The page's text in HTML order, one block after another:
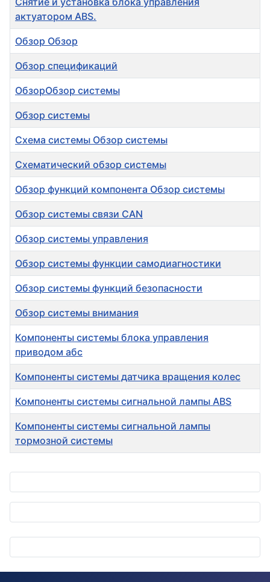
актуатором ABS.
Обзор Обзор
Обзор спецификаций
ОбзорОбзор системы
Обзор системы
Схема системы Обзор системы
Схематический обзор системы
Обзор функций компонента Обзор системы
Обзор системы связи CAN
Обзор системы управления
Обзор системы функции самодиагностики
Обзор системы функций безопасности
Обзор системы внимания
Компоненты системы блока управления
приводом абс
Компоненты системы датчика вращения колес
Компоненты системы сигнальной лампы ABS
Компоненты системы сигнальной лампы
тормозной системы